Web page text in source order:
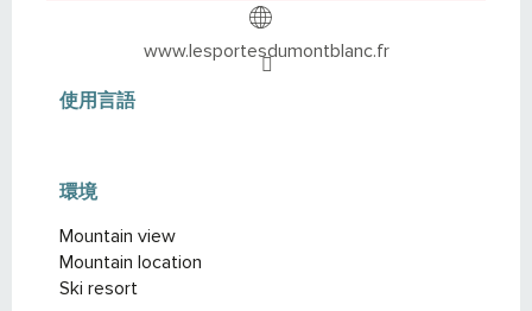
www.lesportesdumontblanc.fr
使用言語
使用言語
環境
環境
Mountain view
Mountain location
Ski resort